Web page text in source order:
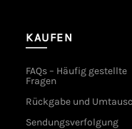
KAUFEN
FAQs – Häufig gestellte
Fragen
Rückgabe und
Sendungsverfolgung